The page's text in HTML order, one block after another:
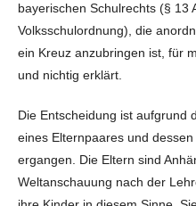
bayerischen Schulrechts (§ 13
Volksschulordnung), die
ein Kreuz anzubringen ist, für
und nichtig erklärt.
Die Entscheidung ist aufgrund
eines Elternpaares und
ergangen. Die Eltern sind
Weltanschauung nach der